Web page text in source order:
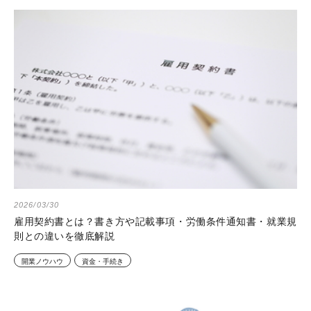
2026/03/30
雇用契約書とは？書き方や記載事項・労働条件通知書・就業規
則との違いを徹底解説
開業ノウハウ 資金・手続き